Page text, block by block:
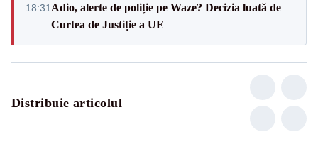
18:31 Adio, alerte de poliție pe Waze? Decizia luată de
Curtea de Justiție a UE
Distribuie articolul